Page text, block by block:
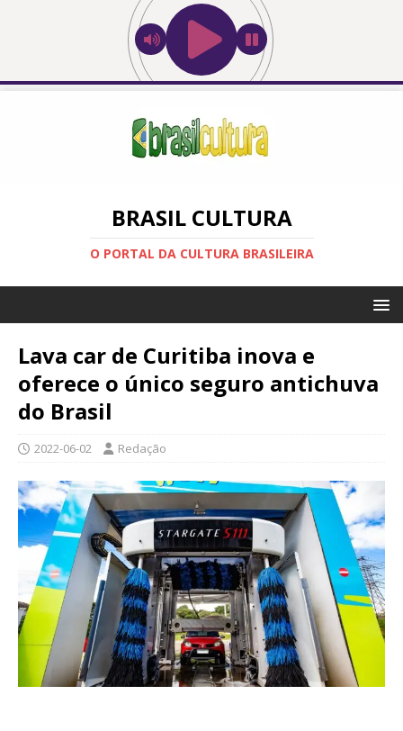
BRASIL CULTURA
O PORTAL DA CULTURA BRASILEIRA
Lava car de Curitiba inova e
oferece o único seguro antichuva
do Brasil
2022-06-02 Redação